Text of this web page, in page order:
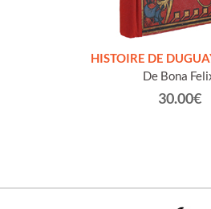
HISTOIRE DE
De Bona
30.00€